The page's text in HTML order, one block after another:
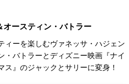
オースティン・バトラー
ィーを楽しむヴァネッサ・ハジェン
・バトラーとディズニー映画『ナイ
ス』のジャックとサリーに変身！